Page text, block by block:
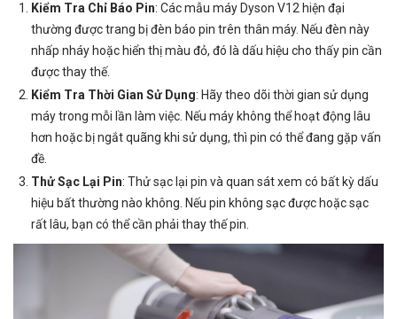
Kiểm Tra Chỉ Báo Pin: Các mẫu máy Dyson V12 hiện đại
thường được trang bị đèn báo pin trên thân máy. Nếu đèn này
nhấp nháy hoặc hiển thị màu đỏ, đó là dấu hiệu cho thấy pin cần
được thay thế.
Kiểm Tra Thời Gian Sử Dụng: Hãy theo dõi thời gian sử dụng
máy trong mỗi lần làm việc. Nếu máy không thể hoạt động lâu
hơn hoặc bị ngắt quãng khi sử dụng, thì pin có thể đang gặp vấn
đề.
Thử Sạc Lại Pin: Thử sạc lại pin và quan sát xem có bất kỳ dấu
hiệu bất thường nào không. Nếu pin không sạc được hoặc sạc
rất lâu, bạn có thể cần phải thay thế pin.